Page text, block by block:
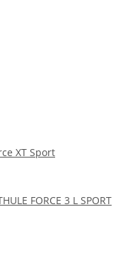
XT Sport